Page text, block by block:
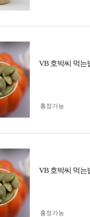
VB 호박씨 먹는
흥정가능
VB 호박씨 먹는
흥정가능